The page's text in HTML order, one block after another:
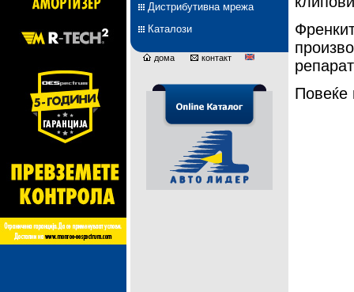
Дистрибутивна мрежа
Каталози
дома контакт